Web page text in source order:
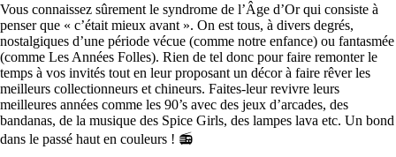
Vous connaissez sûrement le syndrome de l’Âge d’Or qui consiste à
penser que « c’était mieux avant ». On est tous, à divers degrés,
nostalgiques d’une période vécue (comme notre enfance) ou fantasmée
(comme Les Années Folles). Rien de tel donc pour faire remonter le
temps à vos invités tout en leur proposant un décor à faire rêver les
meilleurs collectionneurs et chineurs. Faites-leur revivre leurs
meilleures années comme les 90’s avec des jeux d’arcades, des
bandanas, de la musique des Spice Girls, des lampes lava etc. Un bond
dans le passé haut en couleurs ! 📻